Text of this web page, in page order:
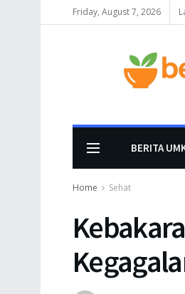
Friday, August 7, 2026
BERITA
Home Sehat